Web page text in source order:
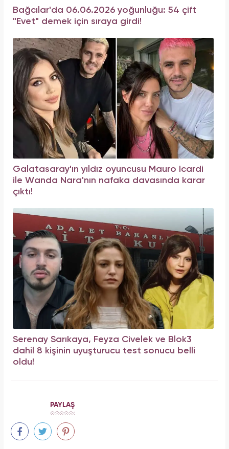
Bağcılar'da 06.06.2026 yoğunluğu: 54 çift
"Evet" demek için sıraya girdi!
Galatasaray'ın yıldız oyuncusu Mauro Icardi
ile Wanda Nara'nın nafaka davasında karar
çıktı!
Serenay Sarıkaya, Feyza Civelek ve Blok3
dahil 8 kişinin uyuşturucu test sonucu belli
oldu!
PAYLAŞ